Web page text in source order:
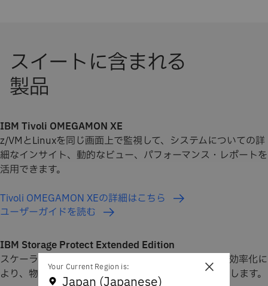
IBM Tivoli OMEGAMON XE
z/VMとLinuxを同じ画面上で監視して、システムについての詳
細なインサイト、動的なビュー、パフォーマンス・レポートを
活用できます。
Tivoli OMEGAMON XEの詳細はこちら
ユーザーガイドを読む
IBM Storage Protect Extended Edition
スケーラブルなバックアップと組み込みのストレージ効率化に
より、物理、仮想、クラウド環境全体でデータを保護します。
×
Your Current Region is:
Japan (Japanese)